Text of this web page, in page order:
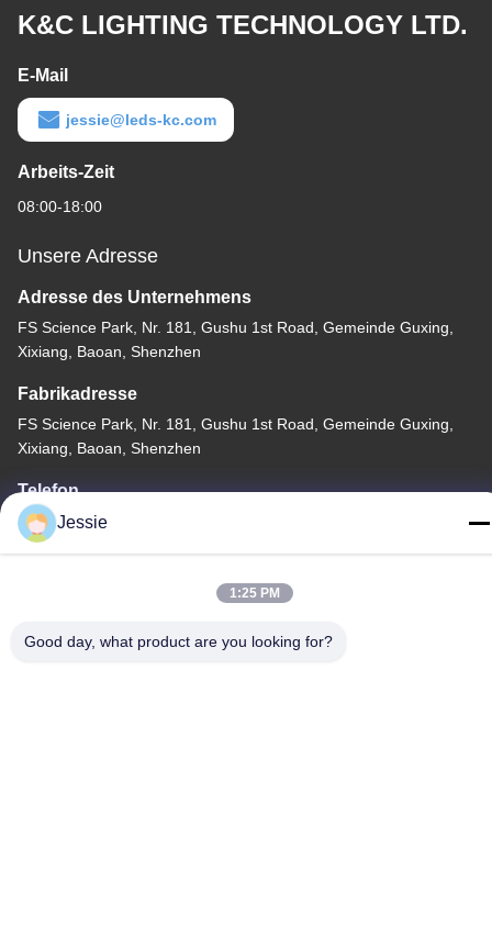
K&C LIGHTING TECHNOLOGY LTD.
E-Mail
jessie@leds-kc.com
Arbeits-Zeit
08:00-18:00
Unsere Adresse
Adresse des Unternehmens
FS Science Park, Nr. 181, Gushu 1st Road, Gemeinde Guxing,
Xixiang, Baoan, Shenzhen
Fabrikadresse
FS Science Park, Nr. 181, Gushu 1st Road, Gemeinde Guxing,
Xixiang, Baoan, Shenzhen
Telefon
86-0755-22300563
Gute Qualität Chinas geführtes Streifenaluminiumprofil Lieferant.
Jessie
1:25 PM
Good day, what product are you looking for?